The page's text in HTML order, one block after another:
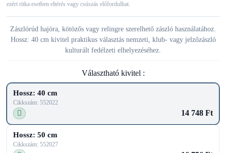
ezért ritka esetben eltérés vagy csúszás előfordulhat.
Zászlórúd hajóra, kötözős vagy relingre szerelhető zászló használatához.
Hossz: 40 cm kivitel praktikus választás nemzeti, klub- vagy jelzőzászló
kulturált fedélzeti elhelyezéséhez.
Választható kivitel :
Hossz: 40 cm
Cikkszám: 552022
14 748 Ft
Hossz: 50 cm
Cikkszám: 552027